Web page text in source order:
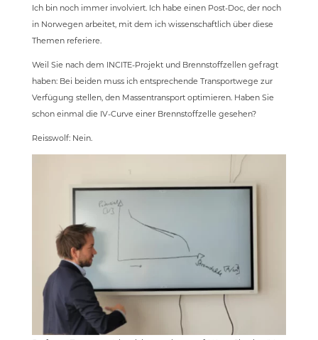
Ich bin noch immer involviert. Ich habe einen Post-Doc, der noch
in Norwegen arbeitet, mit dem ich wissenschaftlich über diese
Themen referiere.
Weil Sie nach dem INCITE-Projekt und Brennstoffzellen gefragt
haben: Bei beiden muss ich entsprechende Transportwege zur
Verfügung stellen, den Massentransport optimieren. Haben Sie
schon einmal die IV-Curve einer Brennstoffzelle gesehen?
Reisswolf: Nein.